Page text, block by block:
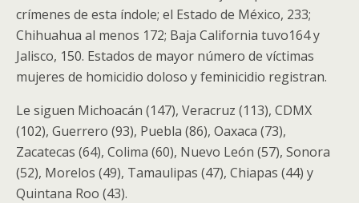
crímenes de esta índole; el Estado de México, 233;
Chihuahua al menos 172; Baja California tuvo164 y
Jalisco, 150. Estados de mayor número de víctimas
mujeres de homicidio doloso y feminicidio registran.
Le siguen Michoacán (147), Veracruz (113), CDMX
(102), Guerrero (93), Puebla (86), Oaxaca (73),
Zacatecas (64), Colima (60), Nuevo León (57), Sonora
(52), Morelos (49), Tamaulipas (47), Chiapas (44) y
Quintana Roo (43).